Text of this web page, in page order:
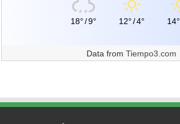
18°/9° 12°/4° 14°
Data fromTiempo3.com